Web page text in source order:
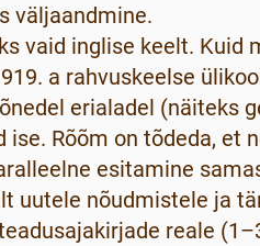
väljaandmine.
vaid inglise keelt. Kuid
a rahvuskeelse
erialadel (näiteks
Rõõm on tõdeda, et
esitamine
uutele nõudmistele ja
reale